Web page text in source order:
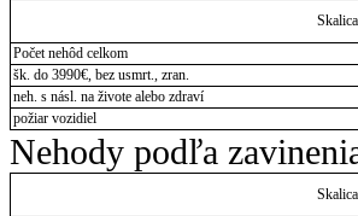
Skalica
Počet nehôd celkom
šk. do 3990€, bez usmrt., zran.
neh. s násl. na živote alebo zdraví
požiar vozidiel
Nehody podľa
Skalica